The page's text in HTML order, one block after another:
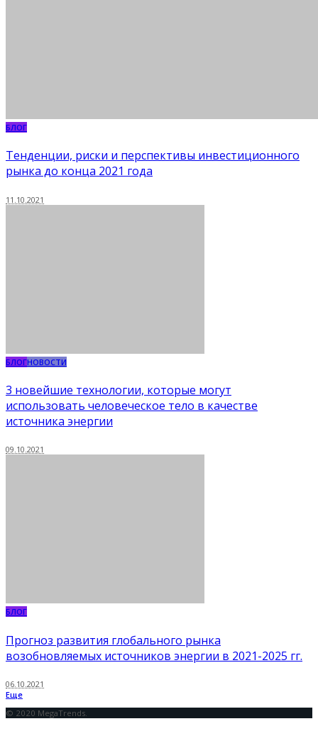
БЛОГ
Тенденции, риски и перспективы инвестиционного
рынка до конца 2021 года
11.10.2021
БЛОГНОВОСТИ
3 новейшие технологии, которые могут
использовать человеческое тело в качестве
источника энергии
09.10.2021
БЛОГ
Прогноз развития глобального рынка
возобновляемых источников энергии в 2021-2025 гг.
06.10.2021
Еще
© 2020 MegaTrends.